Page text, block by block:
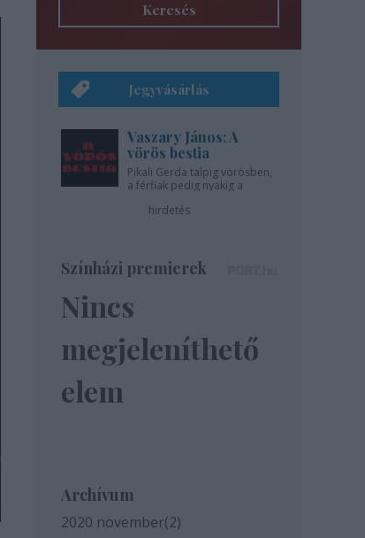
Keresés
Jegyvásárlás
Vaszary János: A
vörös bestia
Pikali Gerda talpig vörösben,
a férfiak pedig nyakig a
hirdetés
Színházi premierek
Nincs
megjeleníthető
elem
Archívum
2020 november(2)